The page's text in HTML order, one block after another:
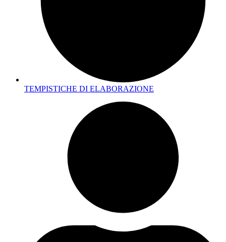
TEMPISTICHE DI ELABORAZIONE